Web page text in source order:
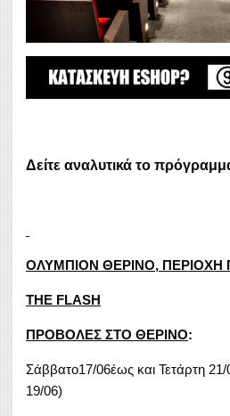
Δείτε αναλυτικά το
ΟΛΥΜΠΙΟΝ ΘΕΡΙΝΟ, ΠΕΡΙΟΧΗ
THE FLASH
ΠΡΟΒΟΛΕΣ ΣΤΟ ΘΕΡΙΝΟ:
Σάββατο17/06έως και Τετάρτη
19/06)